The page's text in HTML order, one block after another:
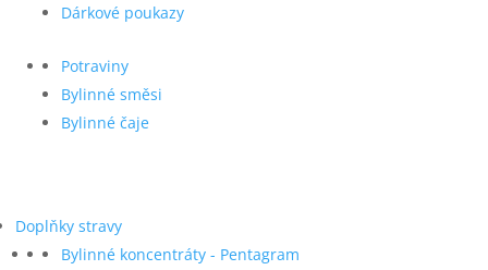
Dárkové poukazy
Potraviny
Bylinné směsi
Bylinné čaje
Doplňky stravy
Bylinné koncentráty - Pentagram